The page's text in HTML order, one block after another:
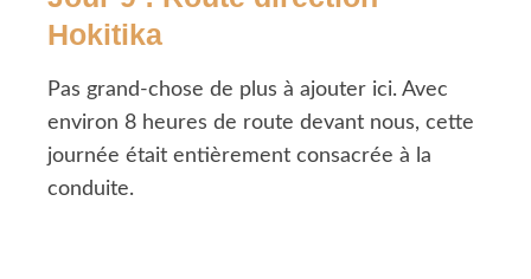
Hokitika
Pas grand-chose de plus à ajouter ici. Avec
environ 8 heures de route devant nous, cette
journée était entièrement consacrée à la
conduite.